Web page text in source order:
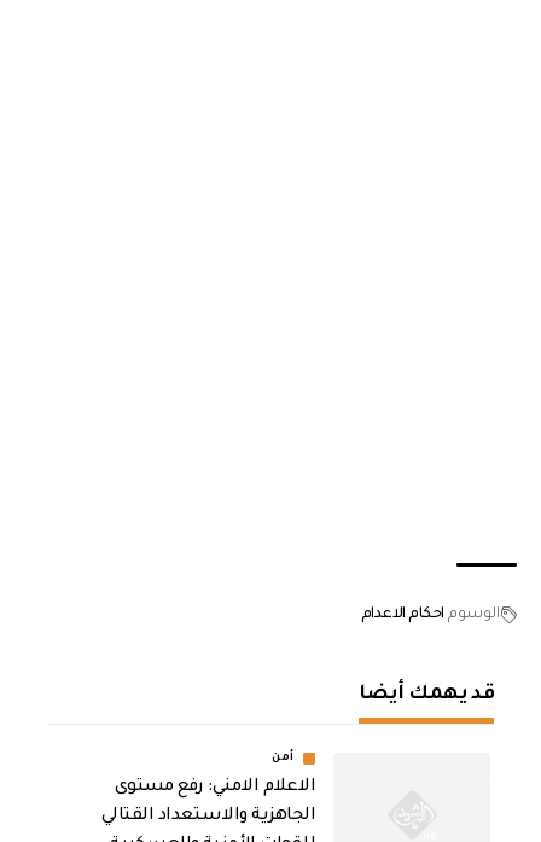
الوسوم احكام الاعدام
قد يهمك أيضا
أمن
الاعلام الامني: رفع مستوى
الجاهزية والاستعداد القتالي